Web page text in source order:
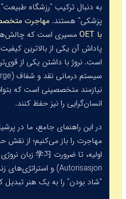
به دنبال ترکیب "رزشگاه طبیعت"
پزشکی" هستند. مهاجرت
با OET
مسیری است که چالش‌های
پاداش آن یکی از بالاترین
است. نروژ با داشتن یکی از
نیازمند متخصصینی است که
انسان‌گرایی را نیز حفظ کنند.
در این راهنمای جامع، ما در
اولیه، تا ضرورت 学习 زبان نروژی برای مجوز نهایی کار (
Autorisasjon) و استراتژی‌های
"شاد بودن" را به یک هنر تبدیل